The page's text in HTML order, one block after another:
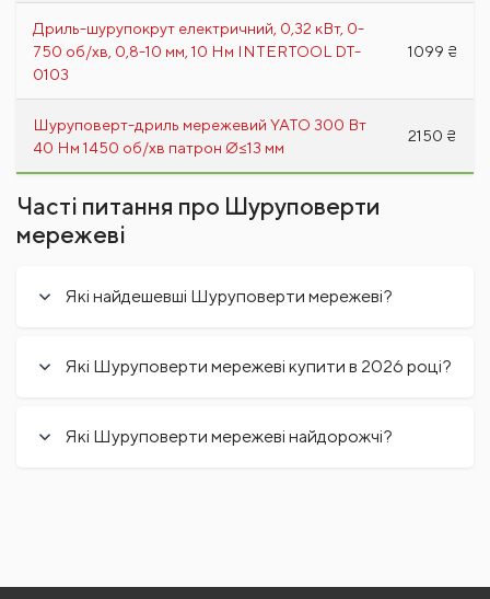
Дриль-шурупокрут електричний, 0,32 кВт, 0-
750 об/хв, 0,8-10 мм, 10 Нм INTERTOOL DT-
0103
1099 ₴
Шуруповерт-дриль мережевий YATO 300 Вт
40 Нм 1450 об/хв патрон Ø≤13 мм
2150 ₴
Часті питання про Шуруповерти
мережеві
Які найдешевші Шуруповерти мережеві?
Які Шуруповерти мережеві купити в 2026 році?
Які Шуруповерти мережеві найдорожчі?